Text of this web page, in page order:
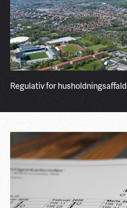
Regulativ for husholdningsaffald